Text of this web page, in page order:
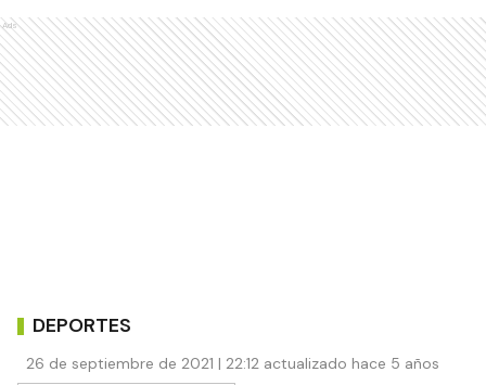
Ads
DEPORTES
26 de septiembre de 2021 | 22:12 actualizado hace 5 años